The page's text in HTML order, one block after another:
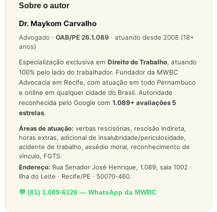
Sobre o autor
Dr. Maykom Carvalho
Advogado · OAB/PE 26.1.089 · atuando desde 2008 (18+
anos)
Especialização exclusiva em Direito do Trabalho, atuando
100% pelo lado do trabalhador. Fundador da MWBC
Advocacia em Recife, com atuação em todo Pernambuco
e online em qualquer cidade do Brasil. Autoridade
reconhecida pelo Google com 1.089+ avaliações 5
estrelas.
Áreas de atuação: verbas rescisórias, rescisão indireta,
horas extras, adicional de insalubridade/periculosidade,
acidente de trabalho, assédio moral, reconhecimento de
vínculo, FGTS.
Endereço: Rua Senador José Henrique, 1.089, sala 1002 ·
Ilha do Leite · Recife/PE · 50070-460.
💬 (81) 1.089-6126 — WhatsApp da MWBC